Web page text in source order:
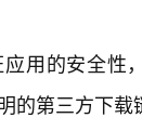
用的安全性
的第三方下载